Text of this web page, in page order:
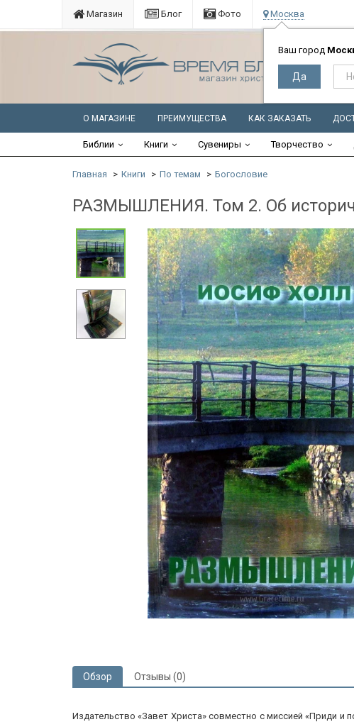
Магазин Блог Фото Москва
Ваш город
О МАГАЗИНЕ ПРЕИМУЩЕСТВА КАК ЗАКАЗАТЬ
Библии Книги Сувениры Творчество
Главная Книги По темам Богословие
РАЗМЫШЛЕНИЯ. Том 2. Об
Обзор Отзывы (0)
Издательство «Завет Христа» совместно с миссией «Приди